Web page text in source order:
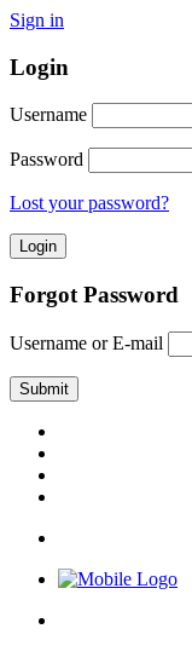
Sign in
Login
Username
Password
Lost your password?
Forgot Password
Username or E-mail